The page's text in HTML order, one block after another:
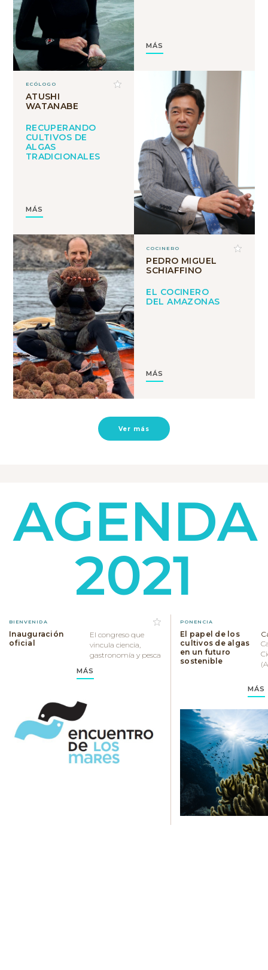
MÁS
ECÓLOGO
ATUSHI
WATANABE
RECUPERANDO
CULTIVOS DE
ALGAS
TRADICIONALES
MÁS
COCINERO
PEDRO MIGUEL
SCHIAFFINO
EL COCINERO
DEL AMAZONAS
MÁS
Ver más
AGENDA
2021
BIENVENIDA
Inauguración
oficial
El congreso que
vincula ciencia,
gastronomía y pesca
MÁS
PONENCIA
El papel de los
cultivos de algas
en un futuro
sostenible
MÁS